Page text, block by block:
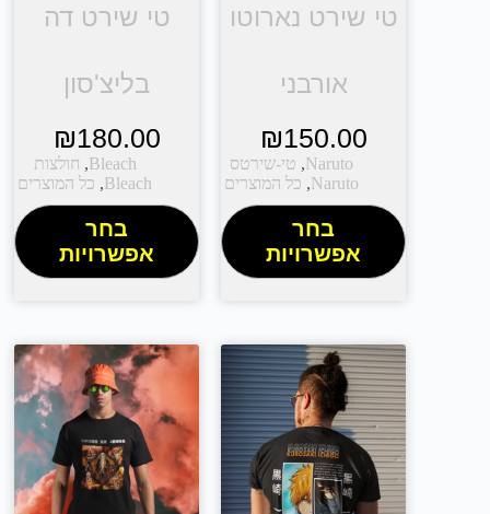
טי שירט נארוטו
אורבני
₪150.00
Naruto
, טי-שירטס
Naruto
, כל המוצרים
בחר
אפשרויות
טי שירט דה
בליצ'סון
₪180.00
Bleach
, חולצות
Bleach
, כל המוצרים
בחר
אפשרויות